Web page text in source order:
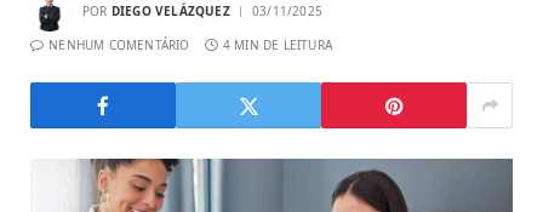
POR DIEGO VELÁZQUEZ 03/11/2025
NENHUM COMENTÁRIO 4 MIN DE LEITURA